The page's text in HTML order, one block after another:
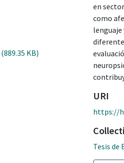
(889.35 KB)
en
como
URI
https://
Tesis de